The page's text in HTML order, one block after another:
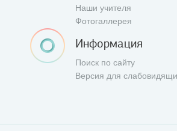
Наши учителя
Фотогаллерея
Информация
Поиск по сайту
Версия для